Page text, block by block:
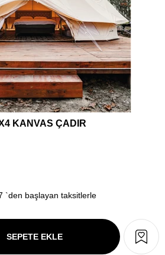
KANVAS ÇADIR
`den başlayan taksitlerle